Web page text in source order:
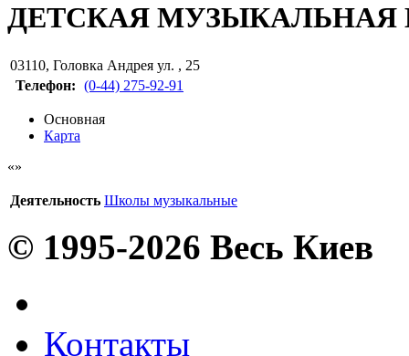
ДЕТСКАЯ МУЗЫКАЛЬНАЯ
03110, Головка Андрея ул. , 25
Телефон: (0-44) 275-92-91
Основная
Карта
Деятельность Школы музыкальные
© 1995-2026 Весь Киев
Контакты